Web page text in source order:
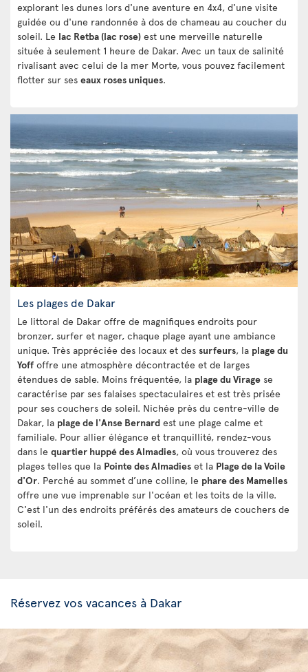
explorant les dunes lors d'une aventure en 4x4, d'une visite
guidée ou d'une randonnée à dos de chameau au coucher du
soleil. Le lac Retba (lac rose) est une merveille naturelle
située à seulement 1 heure de Dakar. Avec un taux de salinité
rivalisant avec celui de la mer Morte, vous pouvez facilement
flotter sur ses eaux roses uniques.
Les plages de Dakar
Le littoral de Dakar offre de magnifiques endroits pour
bronzer, surfer et nager, chaque plage ayant une ambiance
unique. Très appréciée des locaux et des surfeurs, la plage du
Yoff offre une atmosphère décontractée et de larges
étendues de sable. Moins fréquentée, la plage du Virage se
caractérise par ses falaises spectaculaires et est très prisée
pour ses couchers de soleil. Nichée près du centre-ville de
Dakar, la plage de l'Anse Bernard est une plage calme et
familiale. Pour allier élégance et tranquillité, rendez-vous
dans le quartier huppé des Almadies, où vous trouverez des
plages telles que la Pointe des Almadies et la Plage de la Voile
d'Or. Perché au sommet d’une colline, le phare des Mamelles
offre une vue imprenable sur l'océan et les toits de la ville.
C'est l'un des endroits préférés des amateurs de couchers de
soleil.
Réservez vos vacances à Dakar